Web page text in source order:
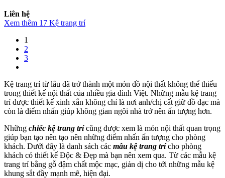
Liên hệ
Xem thêm 17 Kệ trang trí
1
2
3
Kệ trang trí từ lâu đã trở thành một món đồ nội thất không thể thiếu
trong thiết kế nội thất của nhiều gia đình Việt. Những mẫu kệ trang
trí được thiết kế xinh xắn không chỉ là nơi anh/chị cất giữ đồ đạc mà
còn là điểm nhấn giúp không gian ngôi nhà trở nên ấn tượng hơn.
Những chiếc kệ trang trícũng được xem là món nội thất quan trọng
giúp bạn tạo nên tạo nên những điểm nhấn ấn tượng cho phòng
khách. Dưới đây là danh sách các mẫu kệ trang trícho phòng
khách có thiết kế Độc & Đẹp mà bạn nên xem qua. Từ các mẫu kệ
trang trí bằng gỗ đậm chất mộc mạc, giản dị cho tới những mẫu kệ
khung sắt đầy mạnh mẽ, hiện đại.